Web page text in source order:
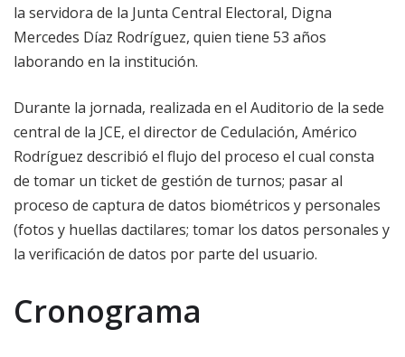
la servidora de la Junta Central Electoral, Digna
Mercedes Díaz Rodríguez, quien tiene 53 años
laborando en la institución.
Durante la jornada, realizada en el Auditorio de la sede
central de la JCE, el director de Cedulación, Américo
Rodríguez describió el flujo del proceso el cual consta
de tomar un ticket de gestión de turnos; pasar al
proceso de captura de datos biométricos y personales
(fotos y huellas dactilares; tomar los datos personales y
la verificación de datos por parte del usuario.
Cronograma